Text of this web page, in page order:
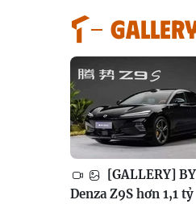
[GALLERY]
Denza Z9S hơn 1,1 tỷ